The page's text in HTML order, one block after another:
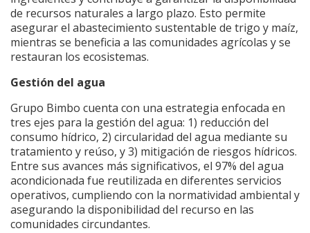
de recursos naturales a largo plazo. Esto permite
asegurar el abastecimiento sustentable de trigo y maíz,
mientras se beneficia a las comunidades agrícolas y se
restauran los ecosistemas.
Gestión del agua
Grupo Bimbo cuenta con una estrategia enfocada en
tres ejes para la gestión del agua: 1) reducción del
consumo hídrico, 2) circularidad del agua mediante su
tratamiento y reúso, y 3) mitigación de riesgos hídricos.
Entre sus avances más significativos, el 97% del agua
acondicionada fue reutilizada en diferentes servicios
operativos, cumpliendo con la normatividad ambiental y
asegurando la disponibilidad del recurso en las
comunidades circundantes.